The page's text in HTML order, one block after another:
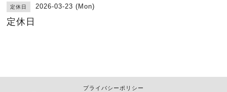
定休日 2026-03-23 (Mon)
定休日
プライバシーポリシー